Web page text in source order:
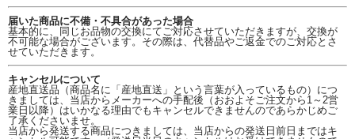
届いた商品に不備・不具合があった場合
基本的に、同じお品物の交換にてご対応させていただきますが、交換が
不可能な場合がございます。その際は、代替品やご返金でのご対応とさ
せていただきます。
キャンセルについて
産地直送品（商品名に「産地直送」という言葉が入っているもの）につ
きましては、当店からメーカーへの手配後（おおよそご注文から1～2営
業日以降）はいかなる理由でもキャンセルできませんのであらかじめご
了承くださいませ。
当店から発送する商品につきましては、当店からの発送日前日まではキ